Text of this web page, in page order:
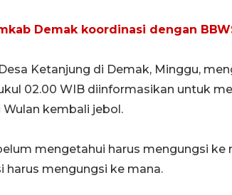
Demak koordinasi dengan
Ketanjung di Demak, Minggu,
02.00 WIB diinformasikan untuk
kembali jebol.
mengetahui harus mengungsi
harus mengungsi ke mana.